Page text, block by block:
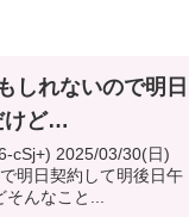
しれないので明日
けど…
30(日)
そんなこと...